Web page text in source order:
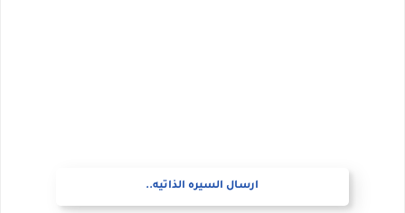
ارسال السيره الذاتيه..